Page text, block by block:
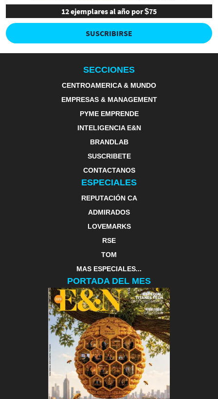
12 ejemplares al año por $75
SUSCRIBIRSE
SECCIONES
CENTROAMERICA & MUNDO
EMPRESAS & MANAGEMENT
PYME EMPRENDE
INTELIGENCIA E&N
BRANDLAB
SUSCRIBETE
CONTACTANOS
ESPECIALES
REPUTACIÓN CA
ADMIRADOS
LOVEMARKS
RSE
TOM
MAS ESPECIALES...
PORTADA DEL MES